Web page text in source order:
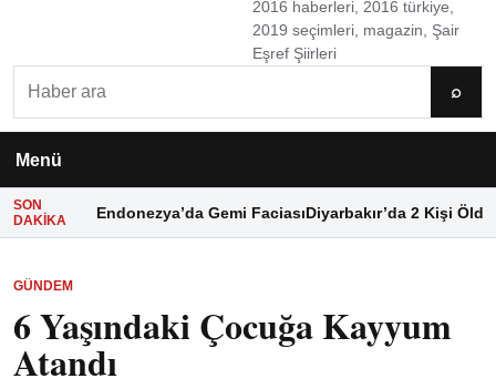
2016 haberleri, 2016 türkiye,
2019 seçimleri, magazin, Şair
Eşref Şiirleri
⌕
Menü
SON
DAKIKA
Endonezya’da Gemi FaciasıDiyarbakır’da 2 Kişi Öldü
GÜNDEM
6 Yaşındaki Çocuğa Kayyum
Atandı